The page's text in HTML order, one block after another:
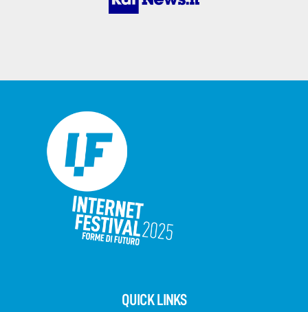
QUICK LINKS